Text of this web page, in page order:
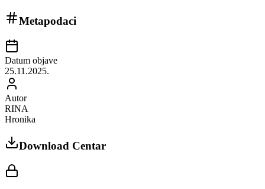
Metapodaci
Datum objave
25.11.2025.
Autor
RINA
Hronika
Download Centar